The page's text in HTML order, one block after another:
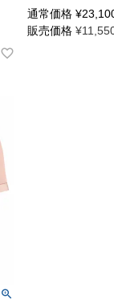
通常価格 ¥
販売価格 ¥